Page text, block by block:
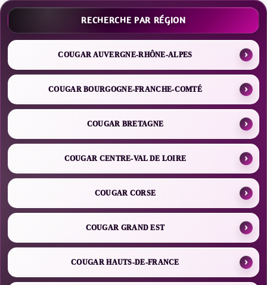
RECHERCHE PAR RÉGION
COUGAR AUVERGNE-RHÔNE-ALPES
COUGAR BOURGOGNE-FRANCHE-COMTÉ
COUGAR BRETAGNE
COUGAR CENTRE-VAL DE LOIRE
COUGAR CORSE
COUGAR GRAND EST
COUGAR HAUTS-DE-FRANCE